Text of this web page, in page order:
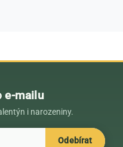
e-mailu
i narozeniny.
Odebírat